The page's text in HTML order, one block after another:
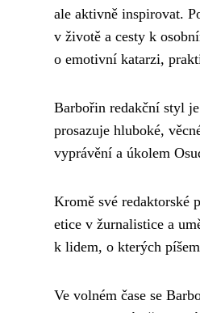
ale aktivně inspirovat.
v životě a cesty k
o emotivní katarzi,
Barbořin redakční styl
prosazuje hluboké,
vyprávění a úkolem
Kromě své redaktorské
etice v žurnalistice a
k lidem, o kterých
Ve volném čase se